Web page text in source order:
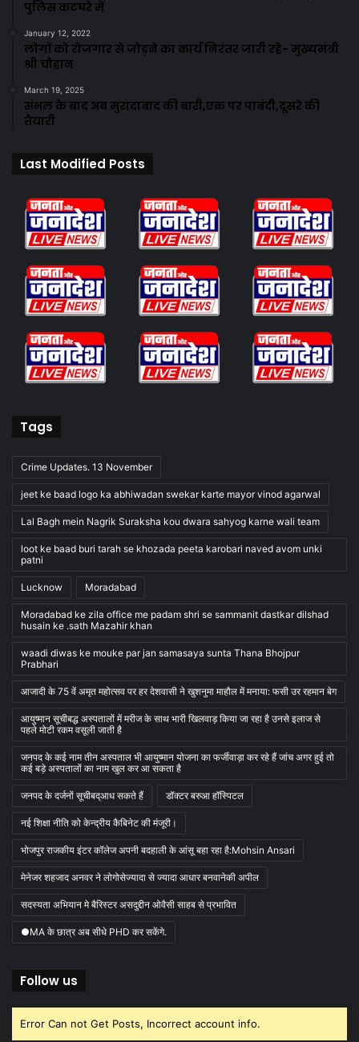
पुलिस कटघरे में
January 12, 2022
लोगों को रोजगार से जोड़ने का कार्य निरंतर जारी रहे- मुख्यमंत्री
श्री चौहान
March 19, 2025
संभल के बाद अब मुरादाबाद की बारी,एक पर पाबंदी,दूसरे की
तैयारी
Last Modified Posts
Tags
Crime Updates. 13 November
jeet ke baad logo ka abhiwadan swekar karte mayor vinod agarwal
Lal Bagh mein Nagrik Suraksha kou dwara sahyog karne wali team
loot ke baad buri tarah se khozada peeta karobari naved avom unki
patni
Lucknow Moradabad
Moradabad ke zila office me padam shri se sammanit dastkar dilshad
husain ke .sath Mazahir khan
waadi diwas ke mouke par jan samasaya sunta Thana Bhojpur
Prabhari
आजादी के 75 वें अमृत महोत्सव पर हर देशवासी ने खुशनुमा माहौल में मनाया: फसी उर रहमान बेग
आयुष्मान सूचीबद्ध अस्पतालों में मरीज के साथ भारी खिलवाड़ किया जा रहा है उनसे इलाज से
पहले मोटी रकम वसूली जाती है
जनपद के कई नाम तीन अस्पताल भी आयुष्मान योजना का फर्जीवाड़ा कर रहे हैं जांच अगर हुई तो
कई बड़े अस्पतालों का नाम खुल कर आ सकता है
जनपद के दर्जनों सूचीबद्आध सकते हैं डॉक्टर बरुआ हॉस्पिटल
नई शिक्षा नीति को केन्द्रीय कैबिनेट की मंजूरी।
भोजपुर राजकीय इंटर कॉलेज अपनी बदहाली के आंसू बहा रहा है:Mohsin Ansari
मेनेजर शहजाद अनवर ने लोगोसेज्यादा से ज्यादा आधार बनवानेकी अपील
सदस्यता अभियान मे बैरिस्टर असदुद्दीन ओवैसी साहब से प्रभावित
●MA के छात्र अब सीधे PHD कर सकेंगे.
Follow us
Error Can not Get Posts, Incorrect account info.